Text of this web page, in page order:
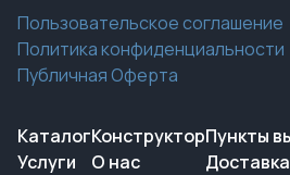
Пользовательское соглашение
Политика конфиденциальности
Публичная Оферта
Каталог
Услуги
Конструктор
О нас
Пункты
Доставка